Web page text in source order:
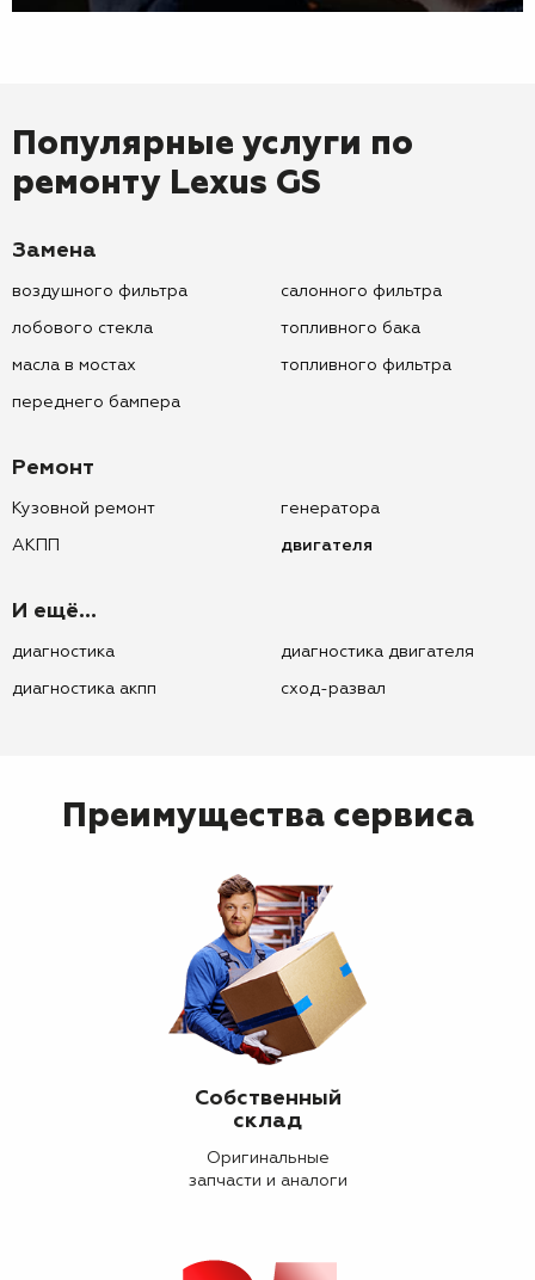
Популярные услуги по
ремонту Lexus GS
Замена
воздушного фильтра
лобового стекла
масла в мостах
переднего бампера
салонного фильтра
топливного бака
топливного фильтра
Ремонт
Кузовной ремонт
АКПП
генератора
двигателя
И ещё...
диагностика
диагностика акпп
диагностика двигателя
сход-развал
Преимущества сервиса
Собственный
склад
Оригинальные
запчасти и аналоги